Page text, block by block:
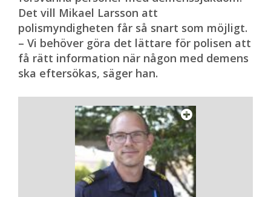
Det vill Mikael Larsson att
polismyndigheten får så snart som möjligt.
– Vi behöver göra det lättare för polisen att
få rätt information när någon med demens
ska eftersökas, säger han.